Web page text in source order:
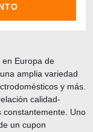
Europa de
amplia variedad
y más.
calidad-
constantemente. Uno
un cupon